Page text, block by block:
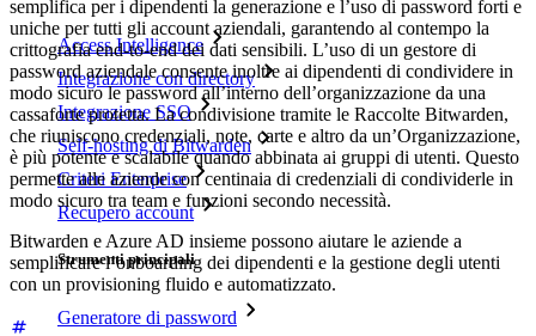
Access Intelligence
Integrazione con directory
Integrazione SSO
Self-hosting di Bitwarden
Criteri Enterprise
Recupero account
Strumenti principali
Generatore di password
semplifica per i dipendenti la generazione e l’uso di password forti e
uniche per tutti gli account aziendali, garantendo al contempo la
crittografia end-to-end dei dati sensibili. L’uso di un gestore di
password aziendale consente inoltre ai dipendenti di condividere in
modo sicuro le password all’interno dell’organizzazione da una
cassaforte protetta. La condivisione tramite le Raccolte Bitwarden,
che riuniscono credenziali, note, carte e altro da un’Organizzazione,
è più potente e scalabile quando abbinata ai gruppi di utenti. Questo
permette alle aziende con centinaia di credenziali di condividerle in
modo sicuro tra team e funzioni secondo necessità.
Bitwarden e Azure AD insieme possono aiutare le aziende a
semplificare l’onboarding dei dipendenti e la gestione degli utenti
con un provisioning fluido e automatizzato.